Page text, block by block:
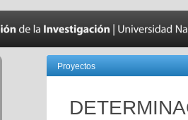
Proyectos